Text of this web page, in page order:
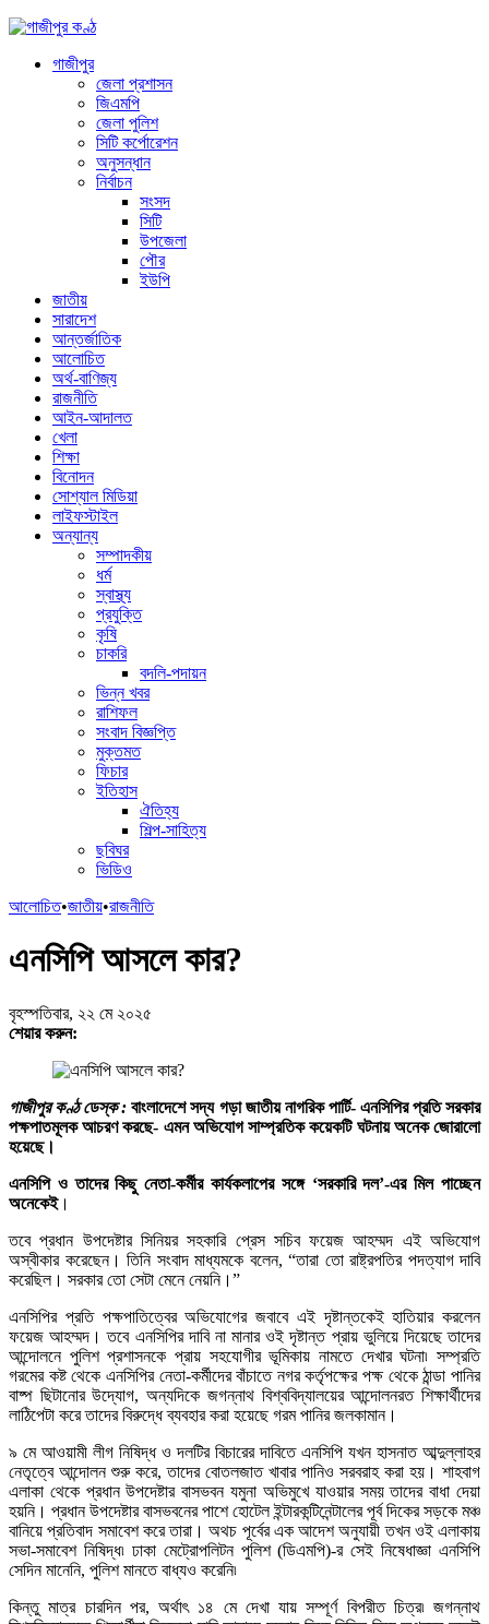
গাজীপুর
জেলা প্রশাসন
জিএমপি
জেলা পুলিশ
সিটি কর্পোরেশন
অনুসন্ধান
নির্বাচন
সংসদ
সিটি
উপজেলা
পৌর
ইউপি
জাতীয়
সারাদেশ
আন্তর্জাতিক
আলোচিত
অর্থ-বাণিজ্য
রাজনীতি
আইন-আদালত
খেলা
শিক্ষা
বিনোদন
সোশ্যাল মিডিয়া
লাইফস্টাইল
অন্যান্য
সম্পাদকীয়
ধর্ম
স্বাস্থ্য
প্রযুক্তি
কৃষি
চাকরি
বদলি-পদায়ন
ভিন্ন খবর
রাশিফল
সংবাদ বিজ্ঞপ্তি
মুক্তমত
ফিচার
ইতিহাস
ঐতিহ্য
শিল্প-সাহিত্য
ছবিঘর
ভিডিও
আলোচিত•জাতীয়•রাজনীতি
এনসিপি আসলে কার?
বৃহস্পতিবার, ২২ মে ২০২৫
শেয়ার করুন:
গাজীপুর কণ্ঠ ডেস্ক : বাংলাদেশে সদ্য গড়া জাতীয় নাগরিক পার্টি- এনসিপির প্রতি সরকার
পক্ষপাতমূলক আচরণ করছে- এমন অভিযোগ সাম্প্রতিক কয়েকটি ঘটনায় অনেক জোরালো
হয়েছে।
এনসিপি ও তাদের কিছু নেতা-কর্মীর কার্যকলাপের সঙ্গে ‘সরকারি দল’-এর মিল পাচ্ছেন
অনেকেই।
তবে প্রধান উপদেষ্টার সিনিয়র সহকারি প্রেস সচিব ফয়েজ আহম্মদ এই অভিযোগ
অস্বীকার করেছেন। তিনি সংবাদ মাধ্যমকে বলেন, “তারা তো রাষ্ট্রপতির পদত্যাগ দাবি
করেছিল। সরকার তো সেটা মেনে নেয়নি।”
এনসিপির প্রতি পক্ষপাতিত্বের অভিযোগের জবাবে এই দৃষ্টান্তকেই হাতিয়ার করলেন
ফয়েজ আহম্মদ। তবে এনসিপির দাবি না মানার ওই দৃষ্টান্ত প্রায় ভুলিয়ে দিয়েছে তাদের
আন্দোলনে পুলিশ প্রশাসনকে প্রায় সহযোগীর ভূমিকায় নামতে দেখার ঘটনা৷ সম্প্রতি
গরমের কষ্ট থেকে এনসিপির নেতা-কর্মীদের বাঁচাতে নগর কর্তৃপক্ষের পক্ষ থেকে ঠান্ডা পানির
বাষ্প ছিটানোর উদ্যোগ, অন্যদিকে জগন্নাথ বিশ্ববিদ্যালয়ের আন্দোলনরত শিক্ষার্থীদের
লাঠিপেটা করে তাদের বিরুদ্ধে ব্যবহার করা হয়েছে গরম পানির জলকামান।
৯ মে আওয়ামী লীগ নিষিদ্ধ ও দলটির বিচারের দাবিতে এনসিপি যখন হাসনাত আব্দুল্লাহর
নেতৃত্বে আন্দোলন শুরু করে, তাদের বোতলজাত খাবার পানিও সরবরাহ করা হয়। শাহবাগ
এলাকা থেকে প্রধান উপদেষ্টার বাসভবন যমুনা অভিমুখে যাওয়ার সময় তাদের বাধা দেয়া
হয়নি। প্রধান উপদেষ্টার বাসভবনের পাশে হোটেল ইন্টারকন্টিনেন্টালের পূর্ব দিকের সড়কে মঞ্চ
বানিয়ে প্রতিবাদ সমাবেশ করে তারা। অথচ পূর্বের এক আদেশ অনুযায়ী তখন ওই এলাকায়
সভা-সমাবেশ নিষিদ্ধ৷ ঢাকা মেট্রোপলিটন পুলিশ (ডিএমপি)-র সেই নিষেধাজ্ঞা এনসিপি
সেদিন মানেনি, পুলিশ মানতে বাধ্যও করেনি৷
কিন্তু মাত্র চারদিন পর, অর্থাৎ ১৪ মে দেখা যায় সম্পূর্ণ বিপরীত চিত্র৷ জগন্নাথ